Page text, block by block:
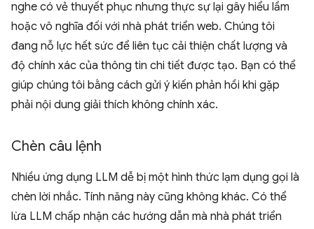
nghe có vẻ thuyết phục nhưng thực sự lại gây hiểu lầm
hoặc vô nghĩa đối với nhà phát triển web. Chúng tôi
đang nỗ lực hết sức để liên tục cải thiện chất lượng và
độ chính xác của thông tin chi tiết được tạo. Bạn có thể
giúp chúng tôi bằng cách gửi ý kiến phản hồi khi gặp
phải nội dung giải thích không chính xác.
Chèn câu lệnh
Nhiều ứng dụng LLM dễ bị một hình thức lạm dụng gọi là
chèn lời nhắc. Tính năng này cũng không khác. Có thể
lừa LLM chấp nhận các hướng dẫn mà nhà phát triển